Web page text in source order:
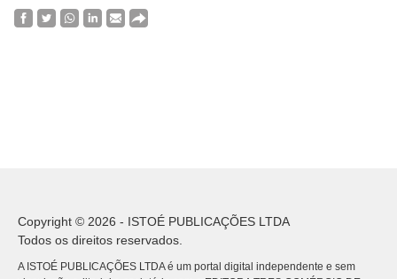
Copyright © 2026 - ISTOÉ PUBLICAÇÕES LTDA
Todos os direitos reservados.
A ISTOÉ PUBLICAÇÕES LTDA é um portal digital independente e sem